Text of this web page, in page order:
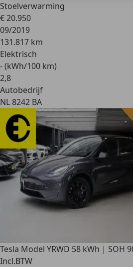
Stoelverwarming
€ 20.950
09/2019
131.817 km
Elektrisch
- (kWh/100 km)
2,8
Autobedrijf
NL 8242 BA
Tesla Model YRWD 58 kWh | SOH
Incl.BTW